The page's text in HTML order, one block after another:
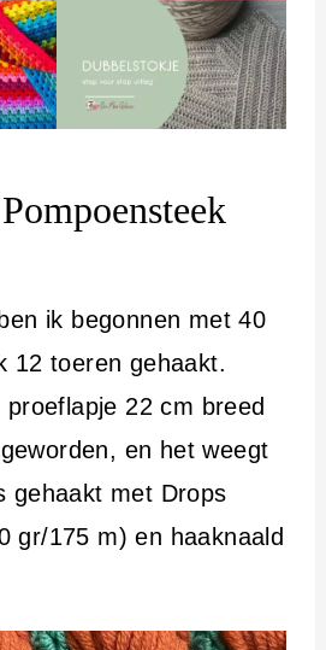
ik begonnen met 40
12 toeren gehaakt.
22 cm breed
en het weegt
gehaakt met Drops
gr/175 m) en haaknaald